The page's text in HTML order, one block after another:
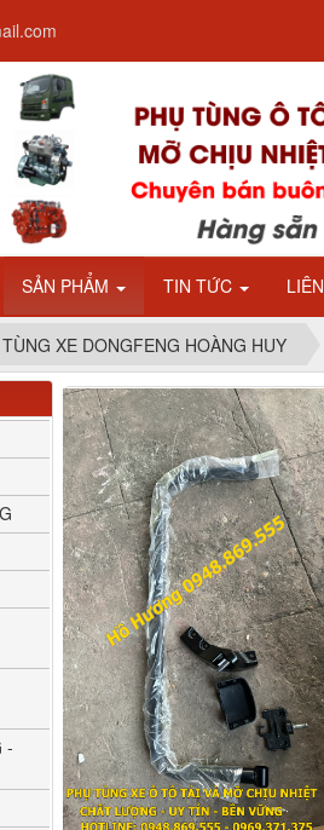
SẢN PHẨM TIN TỨC
XE DONGFENG HOÀNG HUY
-